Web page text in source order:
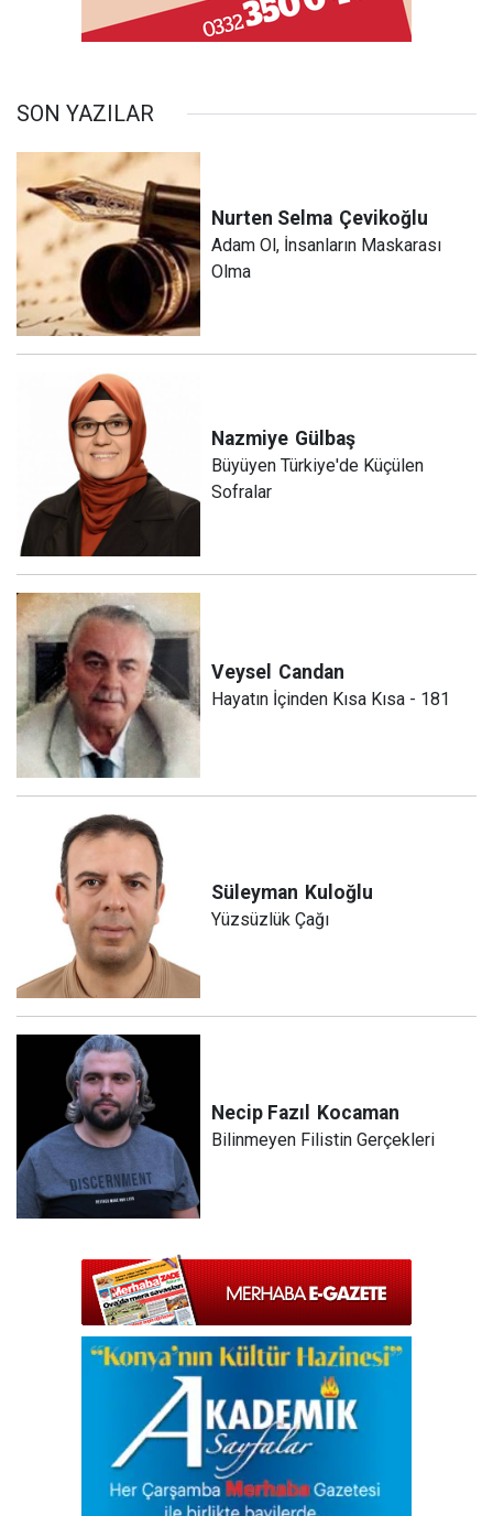
SON YAZILAR
Nurten Selma Çevikoğlu
Adam Ol, İnsanların Maskarası
Olma
Nazmiye Gülbaş
Büyüyen Türkiye'de Küçülen
Sofralar
Veysel Candan
Hayatın İçinden Kısa Kısa - 181
Süleyman Kuloğlu
Yüzsüzlük Çağı
Necip Fazıl Kocaman
Bilinmeyen Filistin Gerçekleri